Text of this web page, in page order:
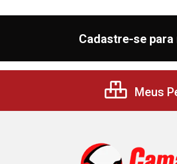
Cadastre-se
Meus